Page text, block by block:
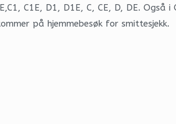
C1E, D1, D1E, C, CE, D, DE.
på hjemmebesøk for smittesjekk.